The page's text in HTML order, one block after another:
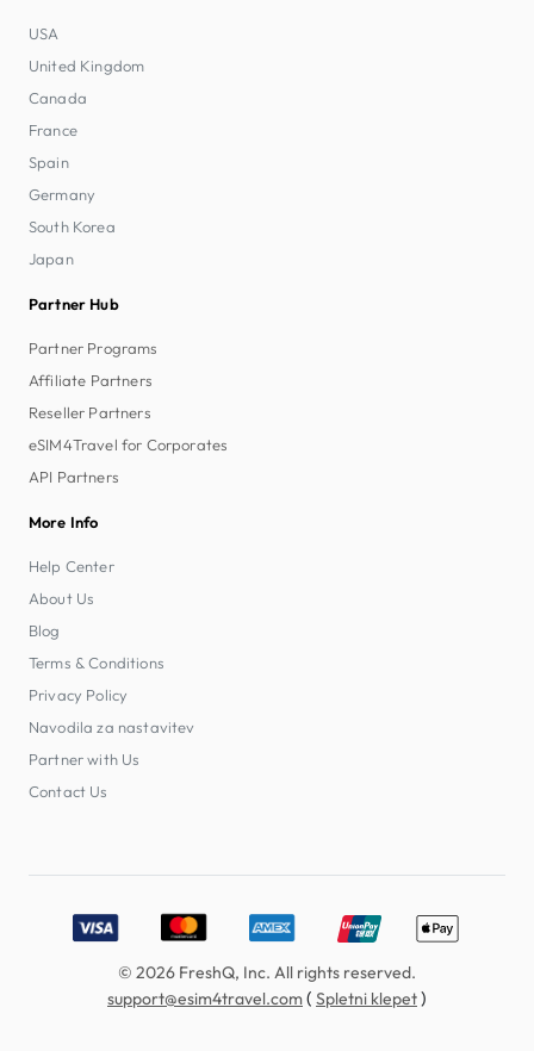
USA
United Kingdom
Canada
France
Spain
Germany
South Korea
Japan
Partner Hub
Partner Programs
Affiliate Partners
Reseller Partners
eSIM4Travel for Corporates
API Partners
More Info
Help Center
About Us
Blog
Terms & Conditions
Privacy Policy
Navodila za nastavitev
Partner with Us
Contact Us
Accepted payment methods: Visa, MasterCard, American
© 2026 FreshQ, Inc. All rights reserved.
support@esim4travel.com( Spletni klepet)